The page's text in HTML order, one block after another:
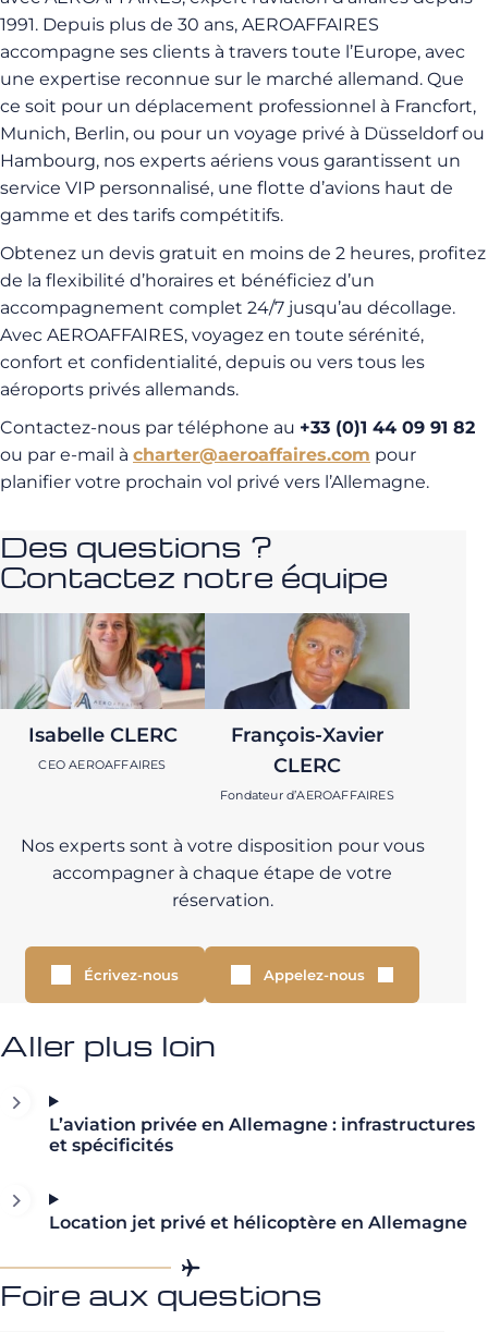
1991. Depuis plus de 30 ans, AEROAFFAIRES
accompagne ses clients à travers toute l’Europe, avec
une expertise reconnue sur le marché allemand. Que
ce soit pour un déplacement professionnel à Francfort,
Munich, Berlin, ou pour un voyage privé à Düsseldorf ou
Hambourg, nos experts aériens vous garantissent un
service VIP personnalisé, une flotte d’avions haut de
gamme et des tarifs compétitifs.
Obtenez un devis gratuit en moins de 2 heures, profitez
de la flexibilité d’horaires et bénéficiez d’un
accompagnement complet 24/7 jusqu’au décollage.
Avec AEROAFFAIRES, voyagez en toute sérénité,
confort et confidentialité, depuis ou vers tous les
aéroports privés allemands.
Contactez-nous par téléphone au +33 (0)1 44 09 91 82
ou par e-mail à charter@aeroaffaires.com pour
planifier votre prochain vol privé vers l’Allemagne.
Des questions ?
Contactez notre équipe
Isabelle CLERC
CEO AEROAFFAIRES
François-Xavier
CLERC
Fondateur d’AEROAFFAIRES
Nos experts sont à votre disposition pour vous
accompagner à chaque étape de votre
réservation.
Écrivez-nous Appelez-nous
Aller plus loin
L’aviation privée en Allemagne : infrastructures
et spécificités
Location jet privé et hélicoptère en Allemagne
Foire aux questions